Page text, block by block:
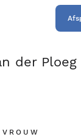
der Ploeg